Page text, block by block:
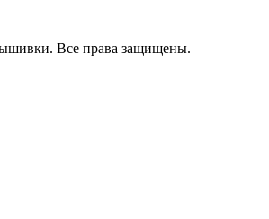
Все права защищены.